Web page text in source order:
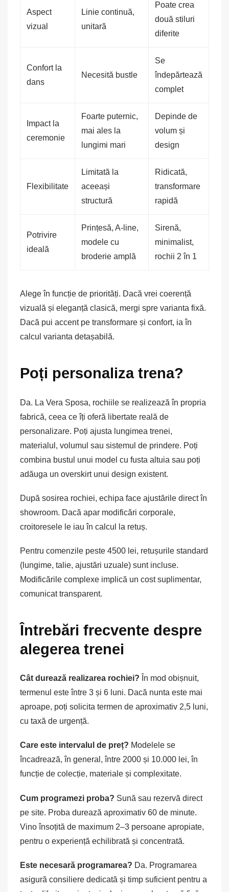
Aspect
vizual
Linie continuă,
unitară
Poate crea
două stiluri
diferite
Confort la
dans
Necesită bustle
Se
îndepărtează
complet
Impact la
ceremonie
Foarte puternic,
mai ales la
lungimi mari
Depinde de
volum și
design
Flexibilitate
Limitată la
aceeași
structură
Ridicată,
transformare
rapidă
Potrivire
ideală
Prințesă, A-line,
modele cu
broderie amplă
Sirenă,
minimalist,
rochii 2 în 1
Alege în funcție de priorități. Dacă vrei coerență
vizuală și eleganță clasică, mergi spre varianta fixă.
Dacă pui accent pe transformare și confort, ia în
calcul varianta detașabilă.
Poți personaliza trena?
Da. La Vera Sposa, rochiile se realizează în propria
fabrică, ceea ce îți oferă libertate reală de
personalizare. Poți ajusta lungimea trenei,
materialul, volumul sau sistemul de prindere. Poți
combina bustul unui model cu fusta altuia sau poți
adăuga un overskirt unui design existent.
După sosirea rochiei, echipa face ajustările direct în
showroom. Dacă apar modificări corporale,
croitoresele le iau în calcul la retuș.
Pentru comenzile peste 4500 lei, retușurile standard
(lungime, talie, ajustări uzuale) sunt incluse.
Modificările complexe implică un cost suplimentar,
comunicat transparent.
Întrebări frecvente despre
alegerea trenei
Cât durează realizarea rochiei? În mod obișnuit,
termenul este între 3 și 6 luni. Dacă nunta este mai
aproape, poți solicita termen de aproximativ 2,5 luni,
cu taxă de urgență.
Care este intervalul de preț? Modelele se
încadrează, în general, între 2000 și 10.000 lei, în
funcție de colecție, materiale și complexitate.
Cum programezi proba? Sună sau rezervă direct
pe site. Proba durează aproximativ 60 de minute.
Vino însoțită de maximum 2–3 persoane apropiate,
pentru o experiență echilibrată și concentrată.
Este necesară programarea? Da. Programarea
asigură consiliere dedicată și timp suficient pentru a